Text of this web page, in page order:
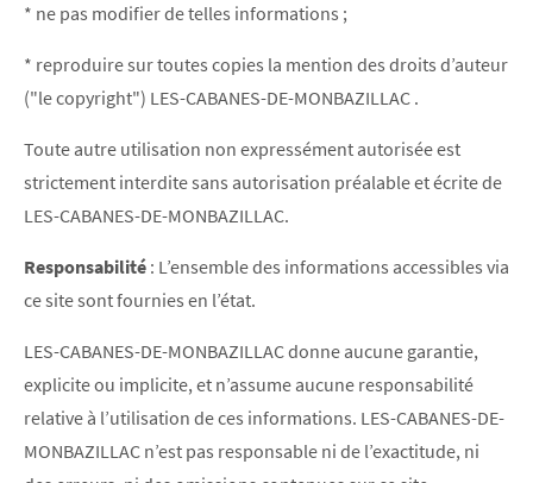
* ne pas modifier de telles informations ;
* reproduire sur toutes copies la mention des droits d’auteur
("le copyright") LES-CABANES-DE-MONBAZILLAC .
Toute autre utilisation non expressément autorisée est
strictement interdite sans autorisation préalable et écrite de
LES-CABANES-DE-MONBAZILLAC.
Responsabilité : L’ensemble des informations accessibles via
ce site sont fournies en l’état.
LES-CABANES-DE-MONBAZILLAC donne aucune garantie,
explicite ou implicite, et n’assume aucune responsabilité
relative à l’utilisation de ces informations. LES-CABANES-DE-
MONBAZILLAC n’est pas responsable ni de l’exactitude, ni